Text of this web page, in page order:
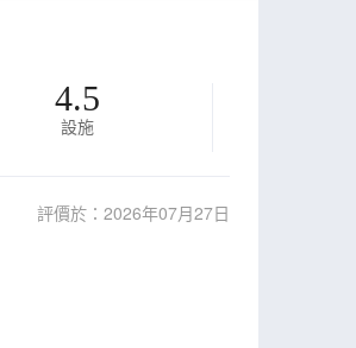
4.5
設施
評價於：2026年07月27日